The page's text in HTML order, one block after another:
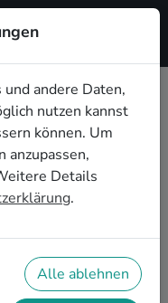
in
für Dein
Unsere Live-Acts
Du professionelle
Vorstellungen
passen.
andere Daten,
nutzen kannst
können. Um
anzupassen,
Details
.
Alle ablehnen